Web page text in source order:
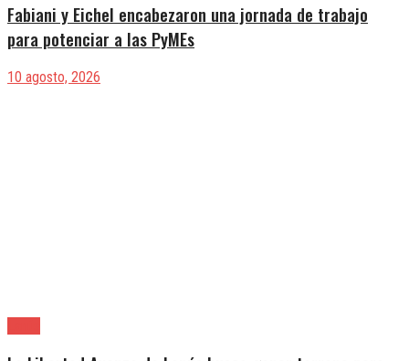
Fabiani y Eichel encabezaron una jornada de trabajo
para potenciar a las PyMEs
10 agosto, 2026